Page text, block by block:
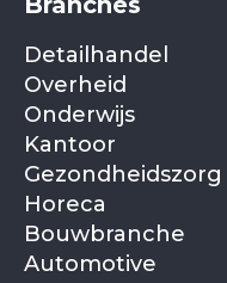
Detailhandel
Overheid
Onderwijs
Kantoor
Gezondheidszorg
Horeca
Bouwbranche
Automotive